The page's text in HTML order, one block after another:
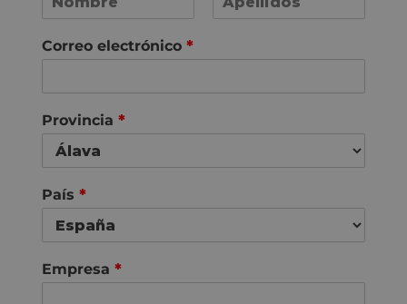
o
m
e
i
Correo electrónico *
Provincia *
País *
Empresa *